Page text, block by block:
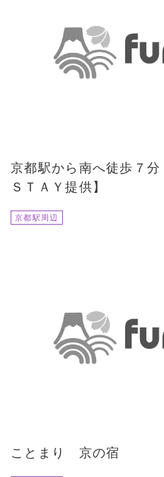
京都駅から南へ徒歩７
ＳＴＡＹ提供】
京都駅周辺
ことまり 京の宿